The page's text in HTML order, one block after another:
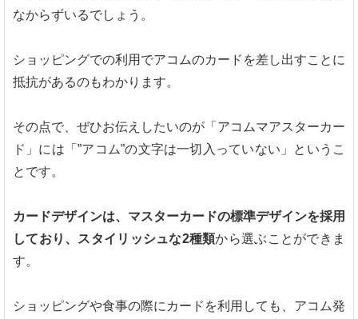
なからずいるでしょう。
ショッピングでの利用でアコムのカードを差し出すことに
抵抗があるのもわかります。
その点で、ぜひお伝えしたいのが「アコムマアスターカー
ド」には「”アコム”の文字は一切入っていない」というこ
とです。
カードデザインは、マスターカードの標準デザインを採用
しており、スタイリッシュな2種類から選ぶことができま
す。
ショッピングや食事の際にカードを利用しても、アコム発